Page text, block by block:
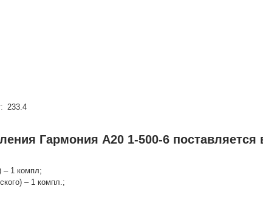
233.4
Гармония А20 1-500-6 поставляется
– 1 компл;
– 1 компл.;